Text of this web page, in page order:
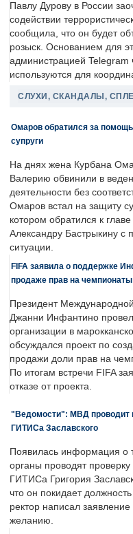
Павлу Дурову в России
содействии
сообщила, что он будет
розыск. Основанием для
администрацией Telegram
используются для
СЛУХИ, СКАНДАЛЫ,
Омаров обратился за
супруги
На днях жена Курбана
Валерию обвинили в
деятельности без
Омаров встал на защиту
котором обратился к
Александру Бастрыкину с
ситуации.
FIFA заявила о поддержке
продаже прав на
Президент
Джанни Инфантино
организации в
обсуждался проект по
продажи доли прав на
По итогам встречи FIFA
отказе от проекта.
"Ведомости": МВД проводит
ГИТИСа Заславского
Появилась информация о
органы проводят
ГИТИСа Григория
что он покидает
ректор написал
желанию.